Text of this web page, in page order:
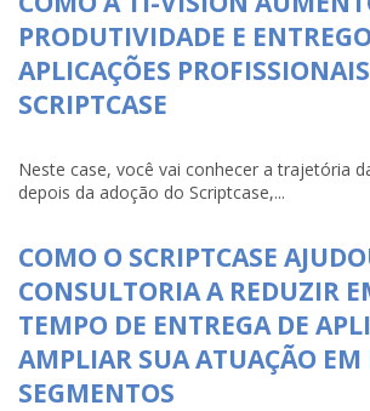
PRODUTIVIDADE E
APLICAÇÕES
SCRIPTCASE
Neste case, você vai conhecer a trajetória
depois da adoção do Scriptcase,...
COMO O SCRIPTCASE
CONSULTORIA A REDUZIR
TEMPO DE ENTREGA DE
AMPLIAR SUA ATUAÇÃO EM
SEGMENTOS